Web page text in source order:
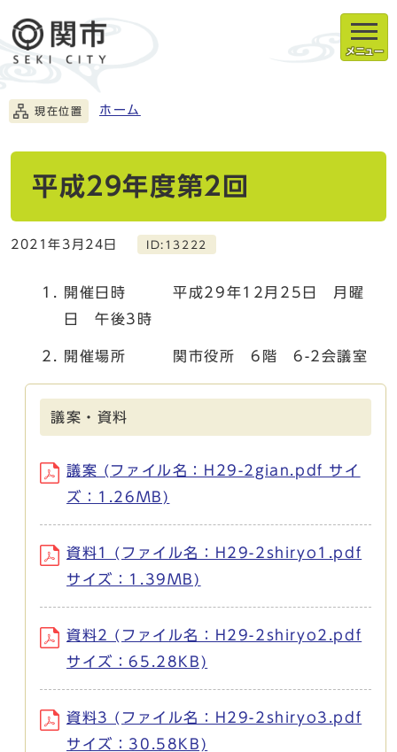
メニュー
現在位置 ホーム
平成29年度第2回
2021年3月24日 ID:13222
開催日時 平成29年12月25日 月曜
日 午後3時
開催場所 関市役所 6階 6-2会議室
議案・資料
議案 (ファイル名：H29-2gian.pdf サイ
ズ：1.26MB)
資料1 (ファイル名：H29-2shiryo1.pdf
サイズ：1.39MB)
資料2 (ファイル名：H29-2shiryo2.pdf
サイズ：65.28KB)
資料3 (ファイル名：H29-2shiryo3.pdf
サイズ：30.58KB)